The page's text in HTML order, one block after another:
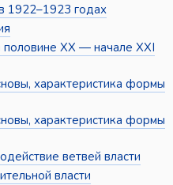
1922–1923 годах
XX — начале XXI
характеристика формы
характеристика формы
ветвей власти
власти